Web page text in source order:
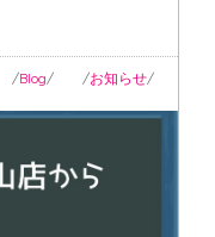
Blog お知らせ